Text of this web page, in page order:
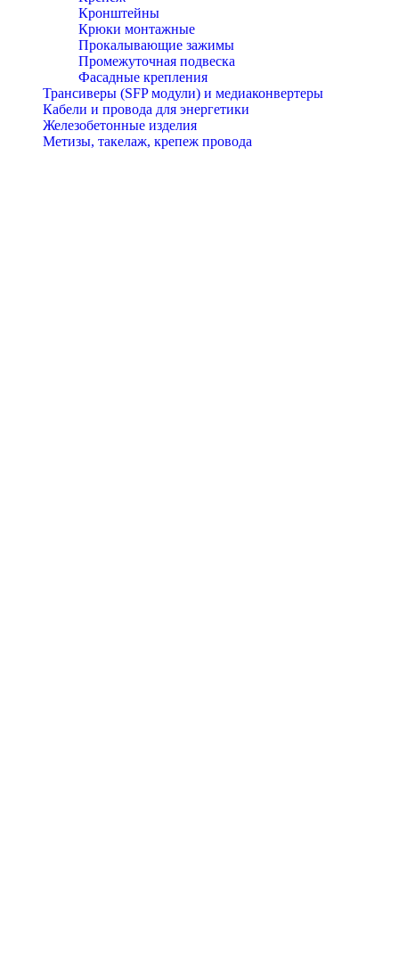
Кронштейны
Крюки монтажные
Прокалывающие зажимы
Промежуточная подвеска
Фасадные крепления
Трансиверы (SFP модули) и медиаконвертеры
Кабели и провода для энергетики
Железобетонные изделия
Метизы, такелаж, крепеж провода